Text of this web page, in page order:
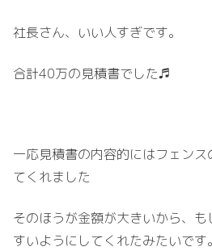
社長さん、いい人すぎです。
合計40万の見積書でした♬
一応見積書の内容的にはフェン
てくれました
そのほうが金額が大きいから、
すいようにしてくれたみたいです。